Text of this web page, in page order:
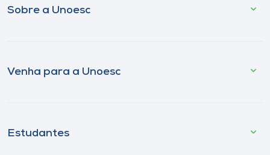
Sobre a Unoesc
Venha para a Unoesc
Estudantes